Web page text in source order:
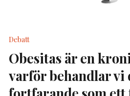
Debatt
Obesitas är en
varför behandlar vi